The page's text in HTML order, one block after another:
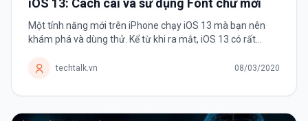
iOS 13: Cách cài và sử dụng Font chữ mới
Một tính năng mới trên iPhone chạy iOS 13 mà bạn nên
khám phá và dùng thử. Kể từ khi ra mắt, iOS 13 có rất
cấp. Và Font chữ chính...
techtalk.vn 08/03/2020